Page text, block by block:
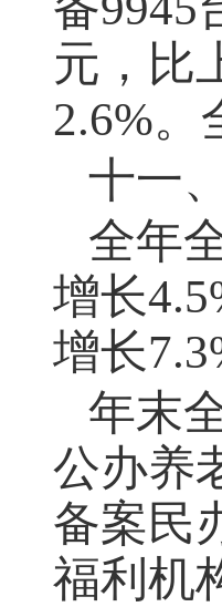
元，比
2.6%。
十一
全年
增长
增长
年末
公办养
备案民
福利机